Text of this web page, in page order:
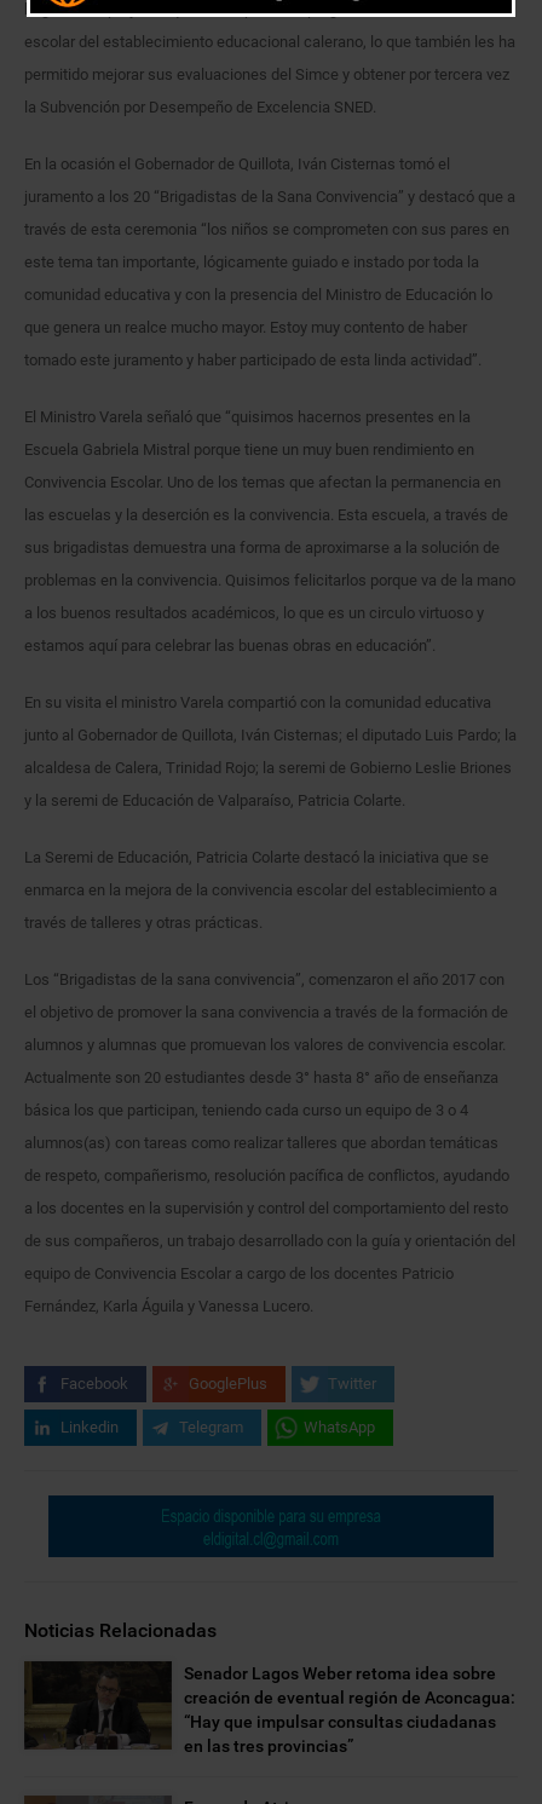
brigadistas, proyecto que forma parte del programa de convivencia
escolar del establecimiento educacional calerano, lo que también les ha
permitido mejorar sus evaluaciones del Simce y obtener por tercera vez
la Subvención por Desempeño de Excelencia SNED.
En la ocasión el Gobernador de Quillota, Iván Cisternas tomó el
juramento a los 20 “Brigadistas de la Sana Convivencia” y destacó que a
través de esta ceremonia “los niños se comprometen con sus pares en
este tema tan importante, lógicamente guiado e instado por toda la
comunidad educativa y con la presencia del Ministro de Educación lo
que genera un realce mucho mayor. Estoy muy contento de haber
tomado este juramento y haber participado de esta linda actividad”.
El Ministro Varela señaló que “quisimos hacernos presentes en la
Escuela Gabriela Mistral porque tiene un muy buen rendimiento en
Convivencia Escolar. Uno de los temas que afectan la permanencia en
las escuelas y la deserción es la convivencia. Esta escuela, a través de
sus brigadistas demuestra una forma de aproximarse a la solución de
problemas en la convivencia. Quisimos felicitarlos porque va de la mano
a los buenos resultados académicos, lo que es un circulo virtuoso y
estamos aquí para celebrar las buenas obras en educación”.
En su visita el ministro Varela compartió con la comunidad educativa
junto al Gobernador de Quillota, Iván Cisternas; el diputado Luis Pardo; la
alcaldesa de Calera, Trinidad Rojo; la seremi de Gobierno Leslie Briones
y la seremi de Educación de Valparaíso, Patricia Colarte.
La Seremi de Educación, Patricia Colarte destacó la iniciativa que se
enmarca en la mejora de la convivencia escolar del establecimiento a
través de talleres y otras prácticas.
Los “Brigadistas de la sana convivencia”, comenzaron el año 2017 con
el objetivo de promover la sana convivencia a través de la formación de
alumnos y alumnas que promuevan los valores de convivencia escolar.
Actualmente son 20 estudiantes desde 3° hasta 8° año de enseñanza
básica los que participan, teniendo cada curso un equipo de 3 o 4
alumnos(as) con tareas como realizar talleres que abordan temáticas
de respeto, compañerismo, resolución pacífica de conflictos, ayudando
a los docentes en la supervisión y control del comportamiento del resto
de sus compañeros, un trabajo desarrollado con la guía y orientación del
equipo de Convivencia Escolar a cargo de los docentes Patricio
Fernández, Karla Águila y Vanessa Lucero.
Facebook GooglePlus Twitter
Linkedin Telegram WhatsApp
Noticias Relacionadas
Senador Lagos Weber retoma idea sobre
creación de eventual región de Aconcagua:
“Hay que impulsar consultas ciudadanas
en las tres provincias”